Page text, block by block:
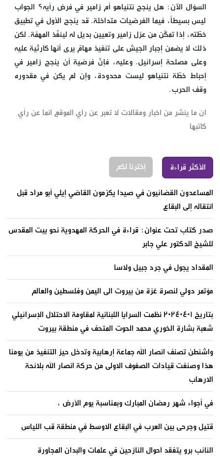
السؤال الآن: هل ينجح نتنياهو أم زامير في فرض رأيه؟ الجواب
ليس بسيطاً، فيما الفرضيات متداخلة. قد ينجح الأول في تطبيق
خطّته، إذا تمكّن من عزل زامير وتعيين بديل له لينفّذ المهمّة. لكن
ذلك لا يضمن إجبار الجيش على تنفيذ مهامّ يرى أنها كارثية عليه
وعلى مصلحة إسرائيل. وعليه، فإنّ فرضية أن ينجح زامير في
إحباط خطّة نتنياهو ليست محدودة، وإن لم يكن في مقدوره
وقف الحرب.
ان ما ينشر من اخبار ومقالات لا تعبر عن راي الموقع انما عن رأي
كاتبها
الأكثر قراءة إخترنا لكم
المساعدون القضائيون في صيدا يكرّمون القاضي إيلي أبو مراد قبل
انتقاله إلى البقاع
صدر كتاب تحت عنوان: قراءة في الحركة المهدوية نحو بيت المقدس
للشيخ الدكتور علي جابر
المقداد يجول في جرد جبيل ولاسا
مؤتمر دولي لنصرة غزة من بيروت الى اليمن وفلسطين والعالم
بتاريخ ٢٠٢٤٠٤٠١ نظمت السرايا اللبنانية لمقاومة الاحتلال الإسرائيلي
شعبة بشارة الخوري محمد الحوت المتحف في منطقة بيروت
واشنطن تصنف انصار الله جماعة إرهابية وتدخل حيز التنفيذ من يومنا
هذا وصنفت قيادات الصفوف الاولى من حركة انصار الله بلائحة
الارهاب
في أجواء شهر رمضان المبارك وبمناسبة يوم الأرض ،
قتيل وجرحى بين العرب في البقاع الاوسط في منطقة قب اللياس
النائب برو يتفقد احوال النازحين في علمات والبدان المجاورة